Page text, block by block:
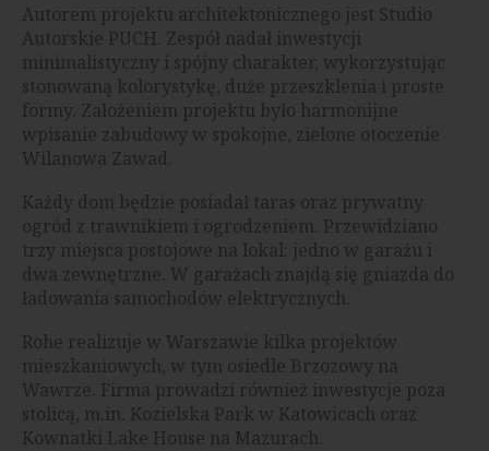
Autorem projektu architektonicznego jest Studio
Autorskie PUCH. Zespół nadał inwestycji
minimalistyczny i spójny charakter, wykorzystując
stonowaną kolorystykę, duże przeszklenia i proste
formy. Założeniem projektu było harmonijne
wpisanie zabudowy w spokojne, zielone otoczenie
Wilanowa Zawad.
Każdy dom będzie posiadał taras oraz prywatny
ogród z trawnikiem i ogrodzeniem. Przewidziano
trzy miejsca postojowe na lokal: jedno w garażu i
dwa zewnętrzne. W garażach znajdą się gniazda do
ładowania samochodów elektrycznych.
Rohe realizuje w Warszawie kilka projektów
mieszkaniowych, w tym osiedle Brzozowy na
Wawrze. Firma prowadzi również inwestycje poza
stolicą, m.in. Kozielska Park w Katowicach oraz
Kownatki Lake House na Mazurach.